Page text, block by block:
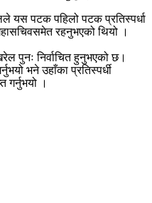
यस पटक पहिलो पटक प्रतिस्पर्धा
रहनुभएको थियो ।
पुनः निर्वाचित हुनुभएको छ।
भने उहाँका प्रतिस्पर्धी
गर्नुभयो ।